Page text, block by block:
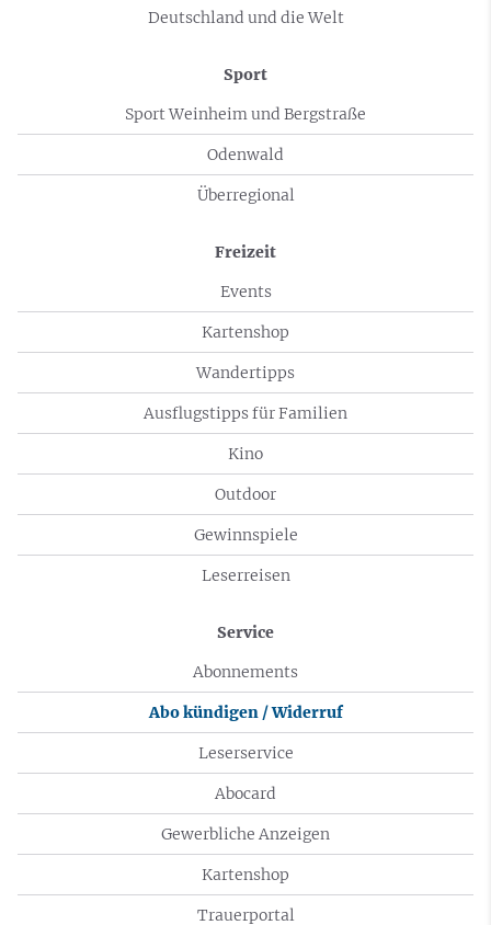
Deutschland und die Welt
Sport
Sport Weinheim und Bergstraße
Odenwald
Überregional
Freizeit
Events
Kartenshop
Wandertipps
Ausflugstipps für Familien
Kino
Outdoor
Gewinnspiele
Leserreisen
Service
Abonnements
Abo kündigen / Widerruf
Leserservice
Abocard
Gewerbliche Anzeigen
Kartenshop
Trauerportal